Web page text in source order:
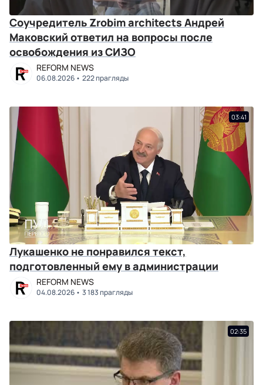
Соучредитель Zrobim architects Андрей
Маковский ответил на вопросы после
освобождения из СИЗО
REFORM NEWS
06.08.2026 222 прагляды
03:41
Лукашенко не понравился текст,
подготовленный ему в администрации
REFORM NEWS
04.08.2026 3 183 прагляды
02:35